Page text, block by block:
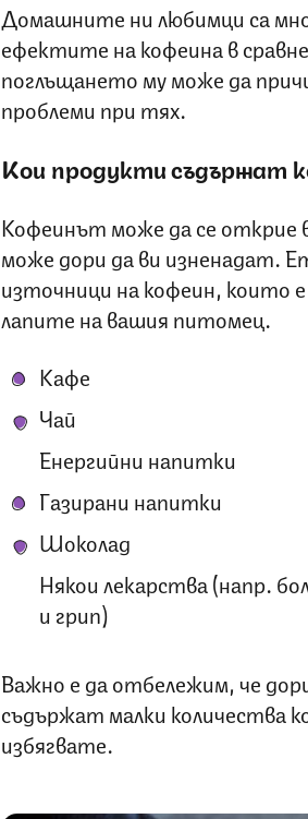
Домашните ни любимци са
ефектите на кофеина в
поглъщането му може да
проблеми при тях.
Кои продукти съдържат
Кофеинът може да се открие
може дори да ви изненадат.
източници на кофеин, които
лапите на вашия питомец.
Кафе
Чай
Енергийни напитки
Газирани напитки
Шоколад
Някои лекарства (напр.
и грип)
Важно е да отбележим, че
съдържат малки количества
избягвате.